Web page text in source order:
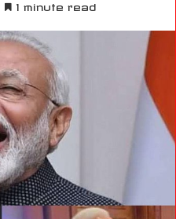
1 minute read